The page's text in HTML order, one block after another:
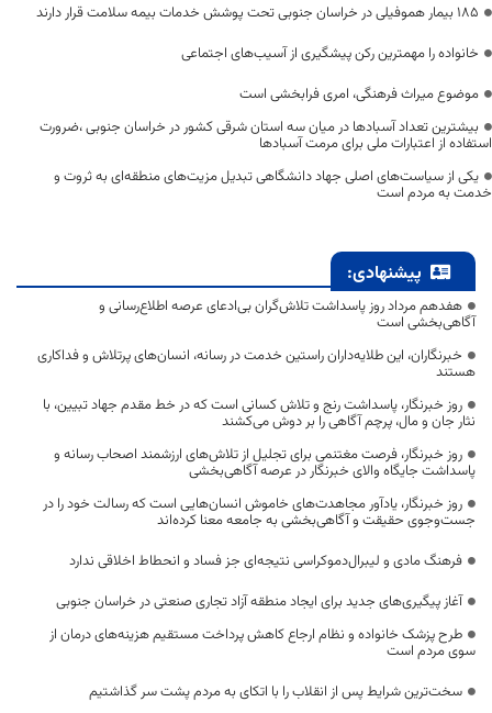
۱۸۵ بیمار هموفیلی در خراسان جنوبی تحت پوشش خدمات بیمه سلامت قرار دارند
خانواده را مهمترین رکن پیشگیری از آسیب‌های اجتماعی
موضوع میراث فرهنگی، امری فرابخشی است
بیشترین تعداد آسبادها در میان سه استان شرقی کشور در خراسان جنوبی ،ضرورت
استفاده از اعتبارات ملی برای مرمت آسبادها
یکی از سیاست‌های اصلی جهاد دانشگاهی تبدیل مزیت‌های منطقه‌ای به ثروت و
خدمت به مردم است
پیشنهادی:
هفدهم مرداد روز پاسداشت تلاش‌گران بی‌ادعای عرصه اطلاع‌رسانی و
آگاهی‌بخشی است
خبرنگاران، این طلایه‌داران راستین خدمت در رسانه، انسان‌های پرتلاش و فداکاری
هستند
روز خبرنگار، پاسداشت رنج و تلاش کسانی است که در خط مقدم جهاد تبیین، با
نثار جان و مال، پرچم آگاهی را بر دوش می‌کشند
روز خبرنگار، فرصت مغتنمی برای تجلیل از تلاش‌های ارزشمند اصحاب رسانه و
پاسداشت جایگاه والای خبرنگار در عرصه آگاهی‌بخشی
روز خبرنگار، یادآور مجاهدت‌های خاموش انسان‌هایی است که رسالت خود را در
جست‌وجوی حقیقت و آگاهی‌بخشی به جامعه معنا کرده‌اند
فرهنگ مادی و لیبرال‌دموکراسی نتیجه‌ای جز فساد و انحطاط اخلاقی ندارد
آغاز پیگیری‌های جدید برای ایجاد منطقه آزاد تجاری صنعتی در خراسان جنوبی
طرح پزشک خانواده و نظام ارجاع کاهش پرداخت مستقیم هزینه‌های درمان از
سوی مردم است
سخت‌ترین شرایط پس از انقلاب را با اتکای به مردم پشت سر گذاشتیم